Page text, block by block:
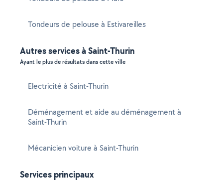
Tondeurs de pelouse à Estivareilles
Autres services à Saint-Thurin
Ayant le plus de résultats dans cette ville
Electricité à Saint-Thurin
Déménagement et aide au déménagement à
Saint-Thurin
Mécanicien voiture à Saint-Thurin
Services principaux